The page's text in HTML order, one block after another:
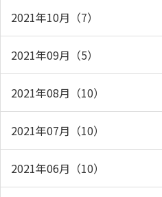
2021年10月（7）
2021年09月（5）
2021年08月（10）
2021年07月（10）
2021年06月（10）